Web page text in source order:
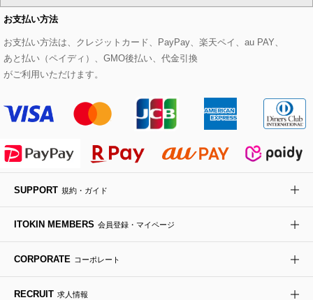
eur3
Maison de CINQ
MK MICHEL KLEIN BAG
HIROKO KOSHINO
その他のトップス
セットアップスカート
セットアップワンピース
モッズコート
ステンカラーコート
ライダースジャケット
デニムジャケット
ダウンジャケット・コート
帽子
ヘアアクセサリー
ハンカチ・バンダナ
手袋
チャーム・ストラップ
ブレスレット・バングル
ブローチ・コサージュ
ショルダーバッグ
ボストンバッグ
バックパック・リュック
ボディバッグ・メッセンジャーバッグ
トラベルバッグ
パンプス
スニーカー
フラットシューズ
ローファー
ドレスシューズ
すべてのアートフラワー
ローズ
カサブランカ・カラー
ラナンキュラス
ポプリアレンジ＆フレグランス
お支払い方法
お支払い方法は、クレジットカード、PayPay、楽天ペイ、au PAY、
あと払い（ペイディ）、GMO後払い、代金引換
がご利用いただけます。
SUPPORT 規約・ガイド
ITOKIN MEMBERS 会員登録・マイページ
CORPORATE コーポレート
RECRUIT 求人情報